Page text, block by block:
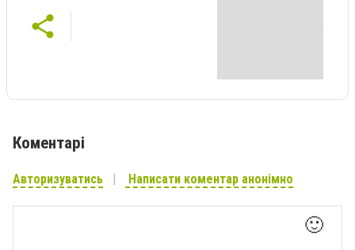
Коментарі
Авторизуватись Написати коментар анонімно
🙂